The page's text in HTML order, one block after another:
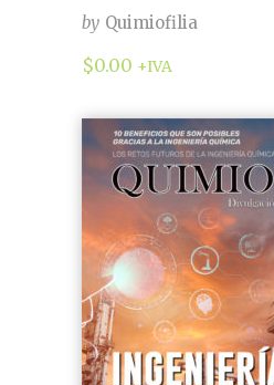
by Quimiofilia
$0.00 +IVA